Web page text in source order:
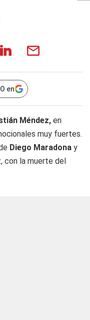
en
Méndez, en
muy fuertes.
Diego Maradona y
con la muerte del